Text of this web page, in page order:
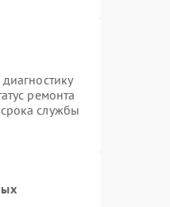
ремонта
службы